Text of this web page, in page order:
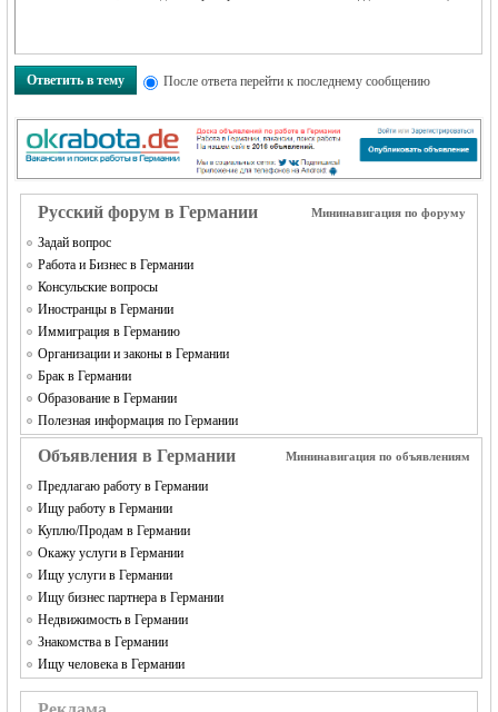
MEINLAND.
RU
Ответить в тему После ответа перейти к последнему сообщению
Русский форум в Германии Мининавигация по форуму
Задай вопрос
Работа и Бизнес в Германии
Консульские вопросы
Иностранцы в Германии
Иммиграция в Германию
Организации и законы в Германии
Брак в Германии
Образование в Германии
Полезная информация по Германии
Объявления в Германии Мининавигация по объявлениям
Предлагаю работу в Германии
Ищу работу в Германии
Куплю/Продам в Германии
Окажу услуги в Германии
Ищу услуги в Германии
Ищу бизнес партнера в Германии
Недвижимость в Германии
Знакомства в Германии
Ищу человека в Германии